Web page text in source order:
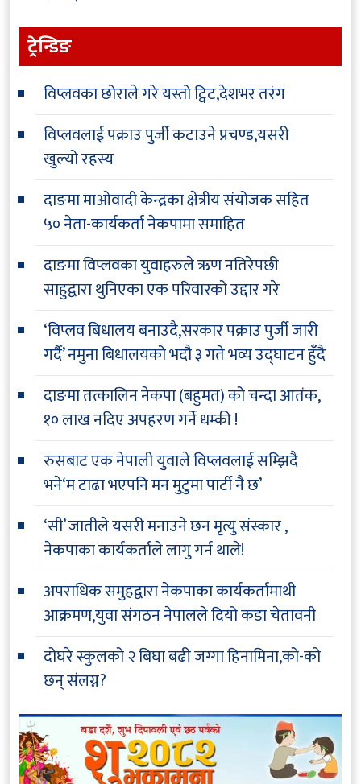
ट्रेन्डिङ
विप्लवका छोराले गरे यस्तो ट्विट,देशभर तरंग
विप्लवलाई पक्राउ पुर्जी कटाउने प्रचण्ड,यसरी
खुल्यो रहस्य
दाङमा माओवादी केन्द्रका क्षेत्रीय संयोजक सहित
५० नेता-कार्यकर्ता नेकपामा समाहित
दाङमा विप्लवका युवाहरुले ऋण नतिरेपछी
साहुद्वारा थुनिएका एक परिवारको उद्दार गरे
‘विप्लव बिधालय बनाउदै,सरकार पक्राउ पुर्जी जारी
गर्दै’ नमुना बिधालयको भदौ ३ गते भव्य उद्घाटन हुँदै
दाङमा तत्कालिन नेकपा (बहुमत) को चन्दा आतंक,
१० लाख नदिए अपहरण गर्ने धम्की !
रुसबाट एक नेपाली युवाले विप्लवलाई सम्झिदै
भने‘म टाढा भएपनि मन मुटुमा पार्टी नै छ’
‘सी’ जातीले यसरी मनाउने छन मृत्यु संस्कार ,
नेकपाका कार्यकर्ताले लागु गर्न थाले!
अपराधिक समुहद्वारा नेकपाका कार्यकर्तामाथी
आक्रमण,युवा संगठन नेपालले दियो कडा चेतावनी
दोघरे स्कुलको २ बिघा बढी जग्गा हिनामिना,को-को
छन् संलग्न?